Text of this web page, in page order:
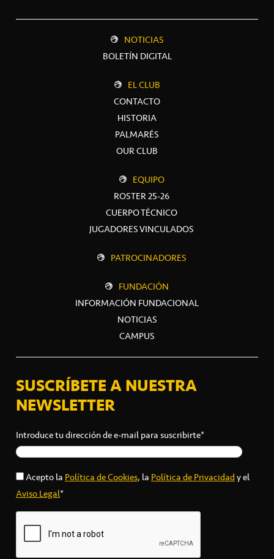
NOTICIAS
BOLETÍN DIGITAL
EL CLUB
CONTACTO
HISTORIA
PALMARÉS
OUR CLUB
EQUIPO
ROSTER 25-26
CUERPO TÉCNICO
JUGADORES VINCULADOS
PATROCINADORES
FUNDACIÓN
INFORMACIÓN FUNDACIONAL
NOTICIAS
CAMPUS
SUSCRÍBETE A NUESTRA
NEWSLETTER
Introduce tu dirección de e-mail para suscribirte*
Acepto laPolítica de Cookies, laPolítica de Privacidady el
Aviso Legal*